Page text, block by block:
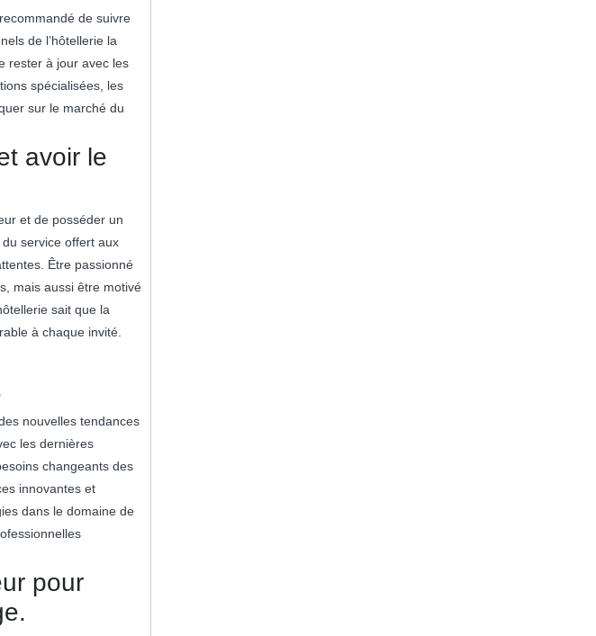
de suivre
de l’hôtellerie la
rester à jour avec les
spécialisées, les
sur le marché du
avoir le
et de posséder un
service offert aux
Être passionné
mais aussi être motivé
sait que la
à chaque invité.
nouvelles tendances
les dernières
changeants des
innovantes et
dans le domaine de
pour